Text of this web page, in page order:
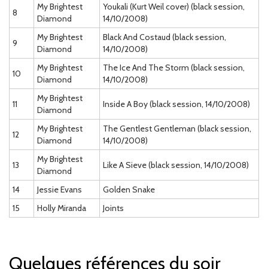
8
My Brightest
Diamond
Youkali (Kurt Weil cover) (black session,
14/10/2008)
9
My Brightest
Diamond
Black And Costaud (black session,
14/10/2008)
10
My Brightest
Diamond
The Ice And The Storm (black session,
14/10/2008)
11
My Brightest
Diamond
Inside A Boy (black session, 14/10/2008)
12
My Brightest
Diamond
The Gentlest Gentleman (black session,
14/10/2008)
13
My Brightest
Diamond
Like A Sieve (black session, 14/10/2008)
14 Jessie Evans
Golden Snake
15
Holly Miranda Joints
Quelques références du soir